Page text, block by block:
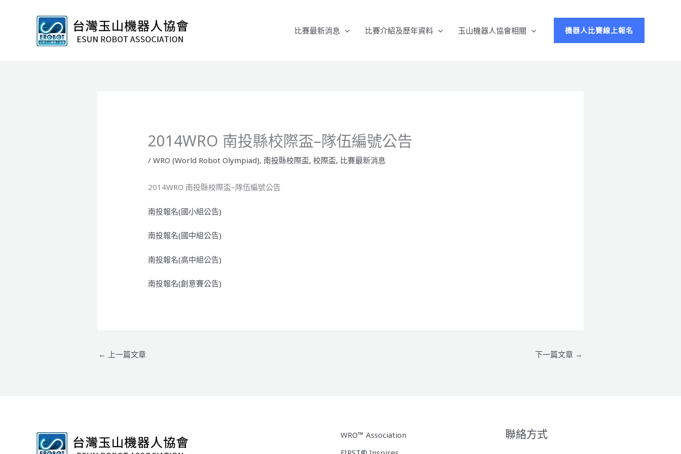
比賽最新消息 比賽介紹及歷年資料 玉山機器人協會相關 機器人比賽線上報名
2014WRO 南投縣校際盃–隊伍編號公告
/WRO (World Robot Olympiad), 南投縣校際盃,校際盃, 比賽最新消息
2014WRO 南投縣校際盃–隊伍編號公告
南投報名(國小組公告)
南投報名(國中組公告)
南投報名(高中組公告)
南投報名(創意賽公告)
← 上一篇文章 下一篇文章 →
WRO™ Association
聯絡方式